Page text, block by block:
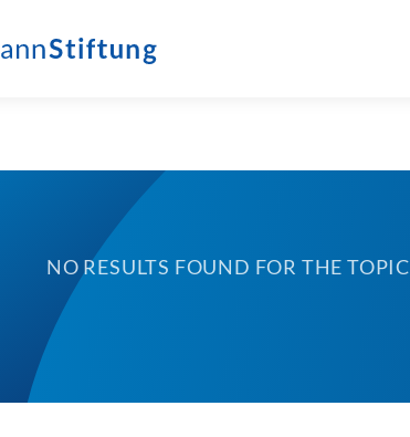
NO RESULTS FOUND FOR THE TOPIC